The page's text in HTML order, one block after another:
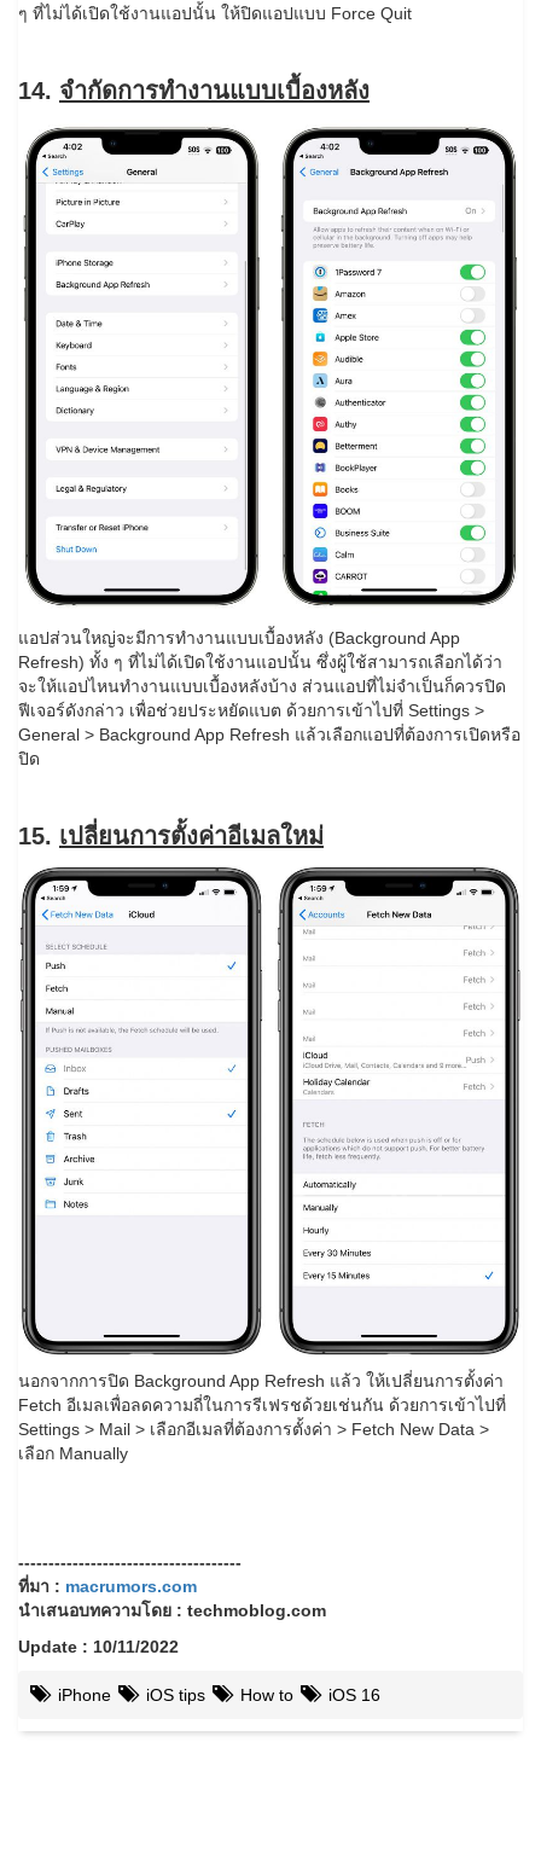
ๆ ที่ไม่ได้เปิดใช้งานแอปนั้น ให้ปิดแอปแบบ Force Quit
14. จำกัดการทำงานแบบเบื้องหลัง
แอปส่วนใหญ่จะมีการทำงานแบบเบื้องหลัง (Background App
Refresh) ทั้ง ๆ ที่ไม่ได้เปิดใช้งานแอปนั้น ซึ่งผู้ใช้สามารถเลือกได้ว่า
จะให้แอปไหนทำงานแบบเบื้องหลังบ้าง ส่วนแอปที่ไม่จำเป็นก็ควรปิด
ฟีเจอร์ดังกล่าว เพื่อช่วยประหยัดแบต ด้วยการเข้าไปที่ Settings >
General > Background App Refresh แล้วเลือกแอปที่ต้องการเปิดหรือ
ปิด
15. เปลี่ยนการตั้งค่าอีเมลใหม่
นอกจากการปิด Background App Refresh แล้ว ให้เปลี่ยนการตั้งค่า
Fetch อีเมลเพื่อลดความถี่ในการรีเฟรชด้วยเช่นกัน ด้วยการเข้าไปที่
Settings > Mail > เลือกอีเมลที่ต้องการตั้งค่า > Fetch New Data >
เลือก Manually
-------------------------------------
ที่มา : macrumors.com
นำเสนอบทความโดย : techmoblog.com
Update : 10/11/2022
iPhone iOS tips How to iOS 16